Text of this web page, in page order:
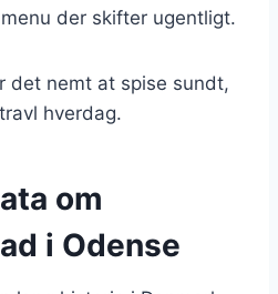
der skifter ugentligt.
det nemt at spise sundt,
hverdag.
om
i Odense